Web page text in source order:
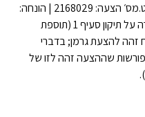
ועדת חוק ומשפט.מס׳ הצעה: 2168029 | הונחה:
2022מהות: חזרה על תיקון סעיף 1 (תוספת
בנוסח זהה להצעת גרמן; בדברי
שההצעה זהה לזו של